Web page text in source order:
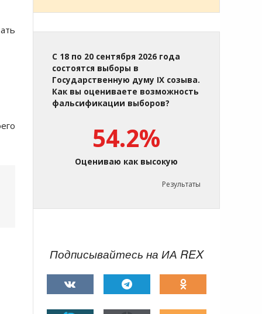
С 18 по 20 сентября 2026 года
состоятся выборы в
Государственную думу IX созыва.
Как вы оцениваете возможность
фальсификации выборов?
54.2%
Оцениваю как высокую
Результаты
Подписывайтесь на ИА REX